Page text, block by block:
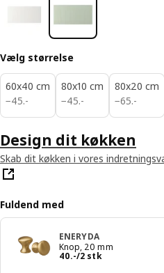
Vælg størrelse
60x40 cm
−45.-
45.-
80x10 cm
−45.-
45.-
80x20 cm
−65.-
65.-
Design dit køkken
Skab dit køkken i vores
Fuldend med
ENERYDA
Knop, 20 mm
40.-/2 stk
Pris 40.-/2 stk